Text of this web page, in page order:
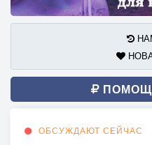
ОБСУЖДАЮТ СЕЙЧАС